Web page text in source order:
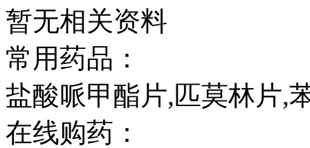
暂无相关资料
常用药品：
盐酸哌甲酯片,匹莫林片,
在线购药：